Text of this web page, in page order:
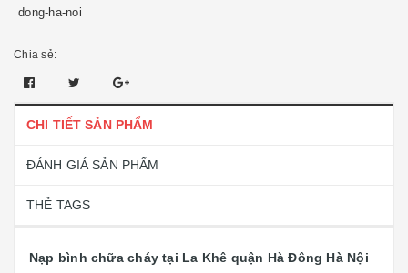
dong-ha-noi
Chia sẻ:
CHI TIẾT SẢN PHẨM
ĐÁNH GIÁ SẢN PHẨM
THẺ TAGS
Nạp bình chữa cháy tại La Khê quận Hà Đông Hà Nội